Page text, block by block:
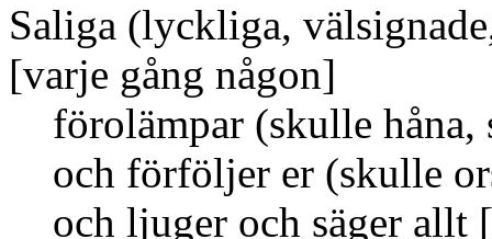
Saliga (lyckliga,
[varje gång någon]
förolämpar (skulle håna,
och förföljer er (skulle
och ljuger och säger allt